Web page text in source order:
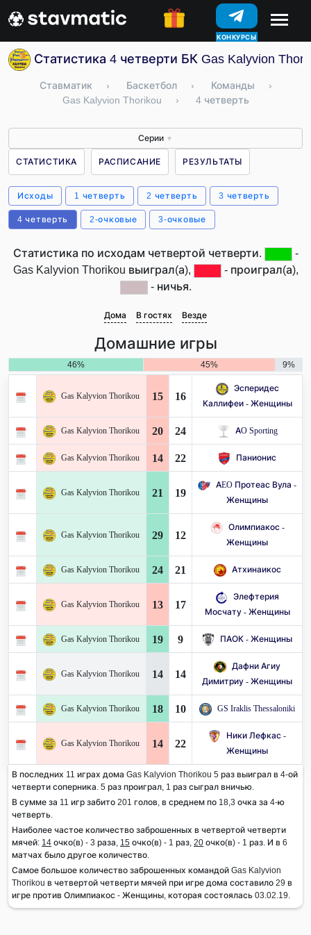
КОНКУРСЫ
Статистика 4 четверти БК Gas Kalyvion
Ставматик › Баскетбол › Команды
›
Gas Kalyvion Thorikou
› 4 четверть
Серии ▼
СТАТИСТИКА РАСПИСАНИЕ РЕЗУЛЬТАТЫ
Исходы 1 четверть 2 четверть 3 четверть
4 четверть 2-очковые 3-очковые
Статистика по исходам четвертой четверти.
-
Gas Kalyvion Thorikou выиграл(а),
- проиграл(а),
- ничья.
Дома В гостях Везде
Домашние игры
46% 45% 9%
Gas Kalyvion Thorikou 15 16
Эсперидес
Каллифеи - Женщины
Gas Kalyvion Thorikou 20 24 AO Sporting
Gas Kalyvion Thorikou 14 22 Панионис
Gas Kalyvion Thorikou 21 19
AEO Протеас Вула -
Женщины
Gas Kalyvion Thorikou 29 12
Олимпиакос -
Женщины
Gas Kalyvion Thorikou 24 21 Атхинаикос
Gas Kalyvion Thorikou 13 17
Элефтерия
Мосчату - Женщины
Gas Kalyvion Thorikou 19 9 ПАОК - Женщины
Gas Kalyvion Thorikou 14 14
Дафни Агиу
Димитриу - Женщины
Gas Kalyvion Thorikou 18 10 GS Iraklis Thessaloniki
Gas Kalyvion Thorikou 14 22
Ники Лефкас -
Женщины
В последних 11 играх дома Gas Kalyvion Thorikou 5 раз выиграл в 4-ой
четверти соперника. 5 раз проиграл, 1 раз сыграл вничью.
В сумме за 11 игр забито 201 голов, в среднем по 18,3 очка за 4-ю
четверть.
Наиболее частое количество заброшенных в четвертой четверти
мячей: 14 очко(в) - 3 раза, 15 очко(в) - 1 раз, 20 очко(в) - 1 раз. И в 6
матчах было другое количество.
Самое большое количество заброшенных командой Gas Kalyvion
Thorikou в четвертой четверти мячей при игре дома составило 29 в
игре против Олимпиакос - Женщины, которая состоялась 03.02.19.